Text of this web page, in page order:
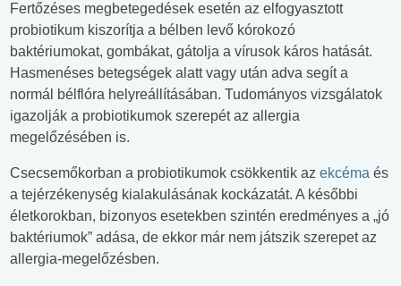
Fertőzéses megbetegedések esetén az elfogyasztott
probiotikum kiszorítja a bélben levő kórokozó
baktériumokat, gombákat, gátolja a vírusok káros hatását.
Hasmenéses betegségek alatt vagy után adva segít a
normál bélflóra helyreállításában. Tudományos vizsgálatok
igazolják a probiotikumok szerepét az allergia
megelőzésében is.
Csecsemőkorban a probiotikumok csökkentik az ekcéma és
a tejérzékenység kialakulásának kockázatát. A későbbi
életkorokban, bizonyos esetekben szintén eredményes a „jó
baktériumok” adása, de ekkor már nem játszik szerepet az
allergia-megelőzésben.